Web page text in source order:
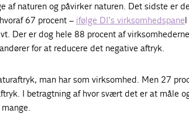
af naturen og påvirker naturen. Det sidste er
67 procent – ifølge DI’s virksomhedspanel
Der er dog hele 88 procent af
for at reducere det negative aftryk.
man har som virksomhed. Men 27
I betragtning af hvor svært det er at måle